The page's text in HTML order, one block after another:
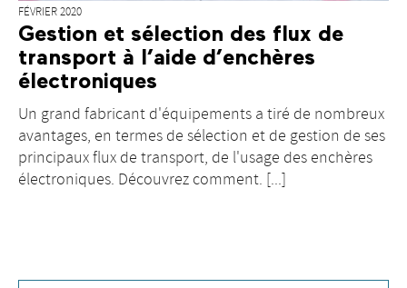
FÉVRIER 2020
Gestion et sélection des flux de
transport à l’aide d’enchères
électroniques
Un grand fabricant d'équipements a tiré de nombreux
avantages, en termes de sélection et de gestion de ses
principaux flux de transport, de l'usage des enchères
électroniques. Découvrez comment. [...]